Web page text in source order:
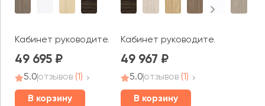
Кабинет руководителя Ялта / Yalta
49 695
5.0отзывов (1)
В корзину
Кабинет руководителя Оникс
49 967
5.0отзывов (1)
В корзину